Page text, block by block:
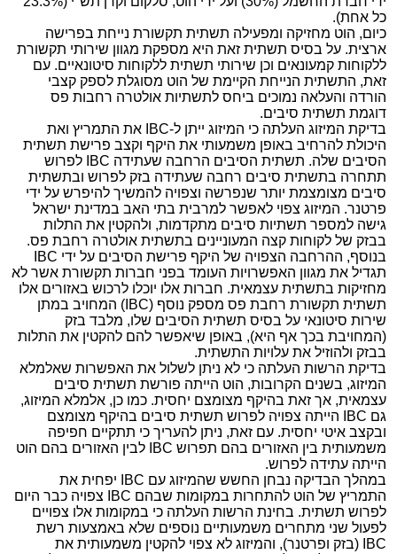
כל אחת).
כיום, הוט מחזיקה ומפעילה תשתית תקשורת נייחת בפרישה
ארצית. על בסיס תשתית זאת היא מספקת מגוון שירותי תקשורת
ללקוחות קמעונאים וכן שירותי תשתית ללקוחות סיטונאיים. עם
זאת, התשתית הנייחת הקיימת של הוט מסוגלת לספק קצבי
הורדה והעלאה נמוכים ביחס לתשתיות אולטרה רחבות פס
דוגמת תשתית סיבים.
בדיקת המיזוג העלתה כי המיזוג ייתן ל-IBC את התמריץ ואת
היכולת להרחיב באופן משמעותי את היקף וקצב פרישת תשתית
הסיבים שלה. תשתית הסיבים הרחבה שעתידה IBC לפרוש
תתחרה בתשתית סיבים רחבה שעתידה בזק לפרוש ובתשתית
סיבים מצומצמת יותר שנפרשה וצפויה להמשיך להיפרש על ידי
פרטנר. המיזוג צפוי לאפשר למרבית בתי האב במדינת ישראל
גישה למספר תשתיות סיבים מתקדמות, ולהקטין את התלות
בבזק של לקוחות קצה המעוניינים בתשתית אולטרה רחבת פס.
בנוסף, ההרחבה הצפויה של היקף פרישת הסיבים על ידי IBC
תגדיל את מגוון האפשרויות העומד בפני חברות תקשורת אשר לא
מחזיקות בתשתית עצמאית. חברות אלו יוכלו לרכוש באזורים אלו
תשתית תקשורת רחבת פס מספק נוסף (IBC) המחויב במתן
שירות סיטונאי על בסיס תשתית הסיבים שלו, מלבד בזק
(המחויבת בכך אף היא), באופן שיאפשר להם להקטין את התלות
בבזק ולהוזיל את עלויות התשתית.
בדיקת הרשות העלתה כי לא ניתן לשלול את האפשרות שאלמלא
המיזוג, בשנים הקרובות, הוט הייתה פורשת תשתית סיבים
עצמאית, אך זאת בהיקף מצומצם יחסית. כמו כן, אלמלא המיזוג,
גם IBC הייתה צפויה לפרוש תשתית סיבים בהיקף מצומצם
ובקצב איטי יחסית. עם זאת, ניתן להעריך כי תתקיים חפיפה
משמעותית בין האזורים בהם תפרוש IBC לבין האזורים בהם הוט
הייתה עתידה לפרוש.
במהלך הבדיקה נבחן החשש שהמיזוג עם IBC יפחית את
התמריץ של הוט להתחרות במקומות שבהם IBC צפויה כבר היום
לפרוש תשתית. בחינת הרשות העלתה כי במקומות אלו צפויים
לפעול שני מתחרים משמעותיים נוספים שלא באמצעות רשת
IBC (בזק ופרטנר), והמיזוג לא צפוי להקטין משמעותית את